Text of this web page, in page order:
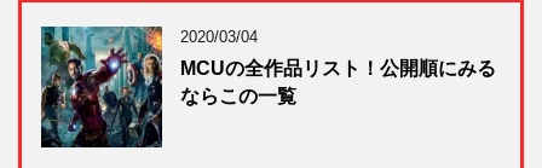
2020/03/04
MCUの全作品リスト！公開順にみる
ならこの一覧